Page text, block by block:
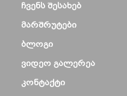
ᲩᲕᲔᲜᲡ ᲨᲔᲡᲐᲮᲔᲑ
ᲛᲐᲠᲨᲠᲣᲢᲔᲑᲘ
ᲑᲚᲝᲒᲘ
ᲕᲘᲓᲔᲝ ᲒᲐᲚᲔᲠᲔᲐ
ᲙᲝᲜᲢᲐᲥᲢᲘ